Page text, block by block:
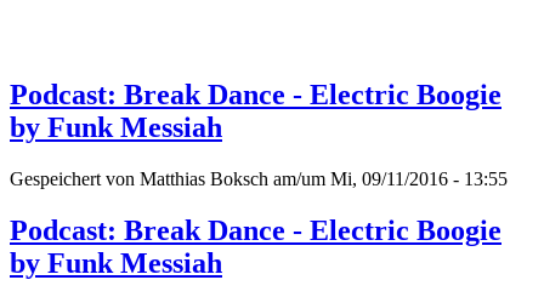
Podcast: Break Dance - Electric Boogie
by Funk Messiah
Gespeichert von Matthias Boksch am/um Mi, 09/11/2016 - 13:55
Podcast: Break Dance - Electric Boogie
by Funk Messiah